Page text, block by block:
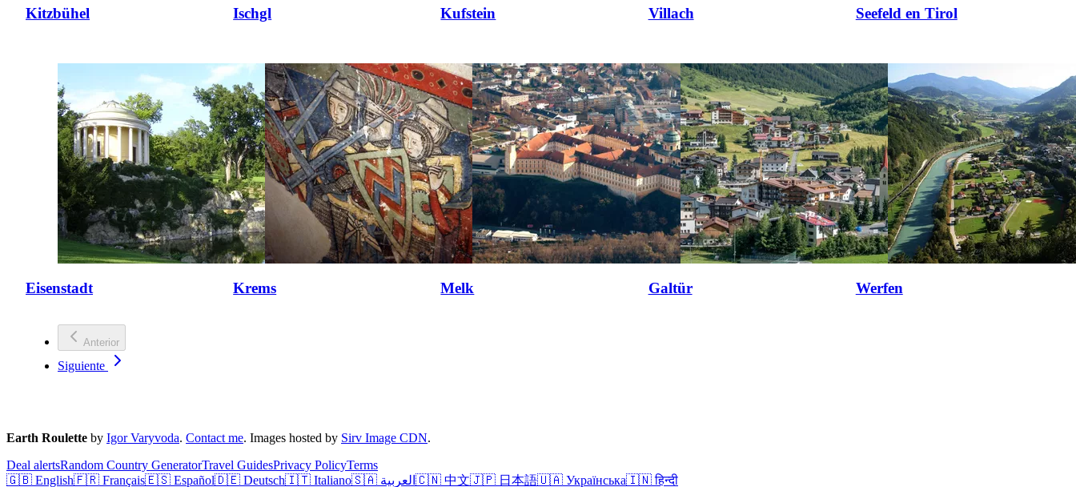
Kitzbühel Ischgl Kufstein Villach Seefeld en Tirol
Eisenstadt Krems Melk Galtür Werfen
Anterior
Siguiente
Earth Roulette by Igor Varyvoda. Contact me. Images hosted by Sirv Image CDN.
Deal alertsRandom Country GeneratorTravel GuidesPrivacy PolicyTerms
🇬🇧 English🇫🇷 Français🇪🇸 Español🇩🇪 Deutsch🇮🇹 Italiano 🇸🇦 العربية 🇨🇳 中文🇯🇵 日本語🇺🇦 Українська🇮🇳 हिन्दी